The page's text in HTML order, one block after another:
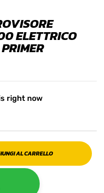
ELETTRICO
right now
AL CARRELLO